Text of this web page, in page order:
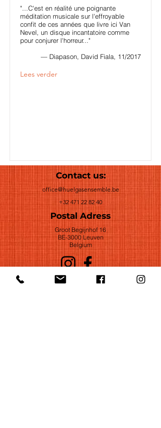
"...C'est en réalité une poignante
méditation musicale sur l'effroyable
confit de ces années que livre ici Van
Nevel, un disque incantatoire comme
pour conjurer l'horreur..."
— Diapason, David Fiala, 11/2017
Lees verder
Contact us:
office@huelgasensemble.be
+32 471 22 82 40
Postal Adress
Groot Begijnhof 16
BE-3000 Leuven
Belgium
©2022 by Huelgas Ensemble